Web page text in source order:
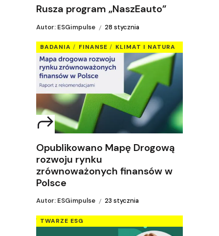
Rusza program „NaszEauto”
Autor: ESGimpulse 28 stycznia
BADANIA FINANSE KLIMAT I NATURA
Opublikowano Mapę Drogową
rozwoju rynku
zrównoważonych finansów w
Polsce
Autor: ESGimpulse 23 stycznia
TWARZE ESG